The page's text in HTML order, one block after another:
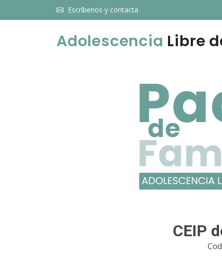
Escríbenos y contacta
Adolescencia Libre
CEIP